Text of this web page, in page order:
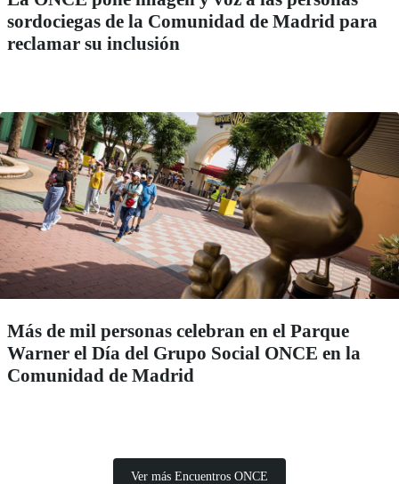
sordociegas de la Comunidad de Madrid para
reclamar su inclusión
Más de mil personas celebran en el Parque
Warner el Día del Grupo Social ONCE en la
Comunidad de Madrid
Ver más Encuentros ONCE